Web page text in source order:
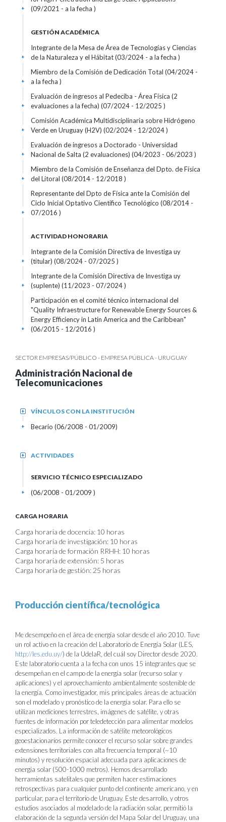
(09/2021 - a la fecha )
+
GESTIÓN ACADÉMICA
Integrante de la Mesa de Área de Tecnologías y Ciencias
de la Naturaleza y el Hábitat (03/2024 - a la fecha )
+
Miembro de la Comisión de Dedicación Total (04/2024 -
a la fecha )
+
Evaluación de ingresos al Pedeciba - Área Física (2
evaluaciones a la fecha) (07/2024 - 12/2025 )
+
Comisión Académica Multidisciplinaria sobre Hidrógeno
Verde en Uruguay (H2V) (02/2024 - 12/2024 )
+
Evaluación de ingresos a Doctorado - Universidad
Nacional de Salta (2 evaluaciones) (04/2023 - 06/2023 )
+
Miembro de la Comisión de Enseñanza del Dpto. de Física
del Litoral (08/2014 - 12/2018 )
+
Representante del Dpto de Física ante la Comisión del
Ciclo Inicial Optativo Científico Tecnológico (08/2014 -
07/2016 )
+
ACTIVIDAD HONORARIA
Integrante de la Comisión Directiva de Investiga uy
(titular) (08/2024 - 07/2025 )
+
Integrante de la Comisión Directiva de Investiga uy
(suplente) (11/2023 - 07/2024 )
+
Participación en el comité técnico internacional del
"Quality Infraestructure for Renewable Energy Sources &
Energy Efficiency in Latin America and the Caribbean"
(06/2015 - 12/2016 )
+
SECTOR EMPRESAS/PÚBLICO - EMPRESA PÚBLICA - URUGUAY
Administración Nacional de
Telecomunicaciones
VÍNCULOS CON LA INSTITUCIÓN
+
Becario (06/2008 - 01/2009)
+
ACTIVIDADES
+
SERVICIO TÉCNICO ESPECIALIZADO
(06/2008 - 01/2009 )
+
CARGA HORARIA
Carga horaria de docencia: 10 horas
Carga horaria de investigación: 10 horas
Carga horaria de formación RRHH: 10 horas
Carga horaria de extensión: 5 horas
Carga horaria de gestión: 25 horas
Producción científica/tecnológica
Me desempeño en el área de energía solar desde el año 2010. Tuve
un rol activo en la creación del Laboratorio de Energía Solar (LES,
http://les.edu.uy/) de la UdelaR, del cuál soy Director desde 2020.
Este laboratorio cuenta a la fecha con unos 15 integrantes que se
desempeñan en el campo de la energía solar (recurso solar y
aplicaciones) y el aprovechamiento ambientalmente sostenible de
la energía. Como investigador, mis principales áreas de actuación
son el modelado y pronóstico de la energía solar. Para ello se
utilizan mediciones terrestres, imágenes de satélite, y otras
fuentes de información por teledetección para alimentar modelos
especializados. La información de satélite meteorológicos
geoestacionarios permite conocer el recurso solar sobre grandes
extensiones territoriales con alta frecuencia temporal (~10
minutos) y resolución espacial adecuada para aplicaciones de
energía solar (500-1000 metros). Hemos desarrollado
herramientas satelitales que permiten hacer estimaciones
retrospectivas para cualquier punto del continente americano, y en
particular, para el territorio de Uruguay. Este desarrollo, y otros
estudios asociados al modelado de la radiación solar, permitió la
elaboración de la segunda versión del Mapa Solar del Uruguay, una